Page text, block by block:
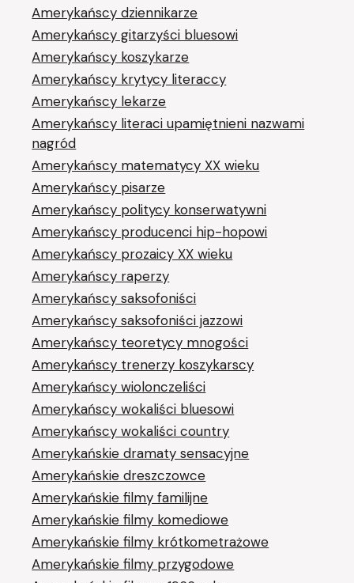
Amerykańscy dziennikarze
Amerykańscy gitarzyści bluesowi
Amerykańscy koszykarze
Amerykańscy krytycy literaccy
Amerykańscy lekarze
Amerykańscy literaci upamiętnieni nazwami
nagród
Amerykańscy matematycy XX wieku
Amerykańscy pisarze
Amerykańscy politycy konserwatywni
Amerykańscy producenci hip-hopowi
Amerykańscy prozaicy XX wieku
Amerykańscy raperzy
Amerykańscy saksofoniści
Amerykańscy saksofoniści jazzowi
Amerykańscy teoretycy mnogości
Amerykańscy trenerzy koszykarscy
Amerykańscy wiolonczeliści
Amerykańscy wokaliści bluesowi
Amerykańscy wokaliści country
Amerykańskie dramaty sensacyjne
Amerykańskie dreszczowce
Amerykańskie filmy familijne
Amerykańskie filmy komediowe
Amerykańskie filmy krótkometrażowe
Amerykańskie filmy przygodowe